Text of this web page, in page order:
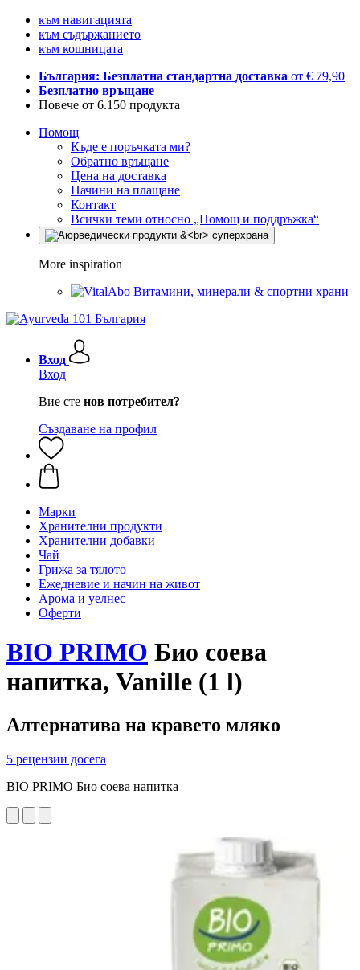
към навигацията
към съдържанието
към кошницата
България: Безплатна стандартна доставка от € 79,90
Безплатно връщане
Повече от 6.150 продукта
Помощ
Къде е поръчката ми?
Обратно връщане
Цена на доставка
Начини на плащане
Контакт
Всички теми относно „Помощ и поддръжка“
More inspiration
Витамини, минерали & спортни храни
Вход
Вход
Вие сте нов потребител?
Създаване на профил
Марки
Хранителни продукти
Хранителни добавки
Чай
Грижа за тялото
Ежедневие и начин на живот
Арома и уелнес
Оферти
BIO PRIMO Био соева
напитка, Vanille (1 l)
Алтернатива на кравето мляко
5 рецензии досега
BIO PRIMO Био соева напитка